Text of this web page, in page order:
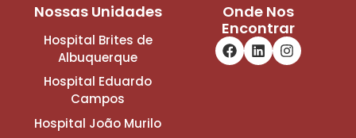
Nossas Unidades
Hospital Brites de
Albuquerque
Hospital Eduardo
Campos
Hospital João Murilo
Onde Nos
Encontrar